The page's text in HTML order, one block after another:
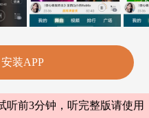
装APP
听前3分钟，听完整版请使用